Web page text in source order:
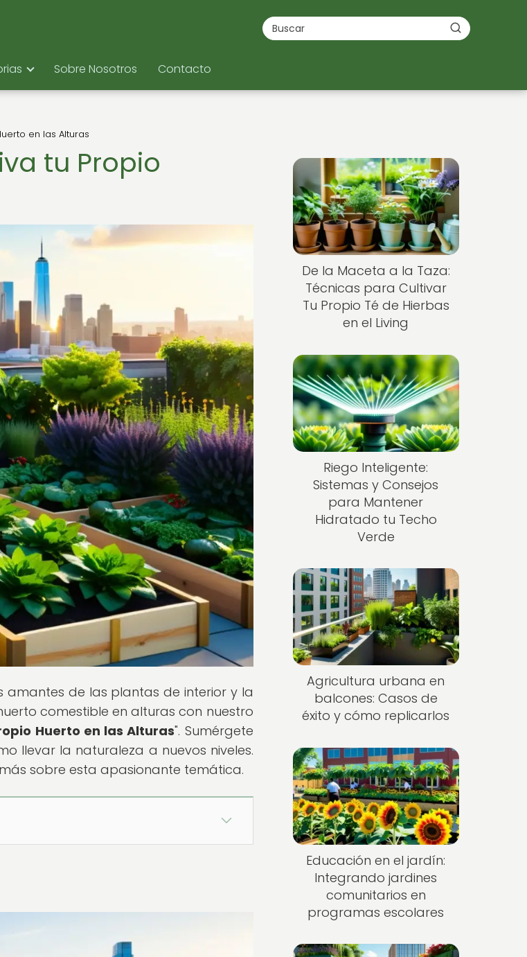
Sobre Nosotros Contacto
en las Alturas
tu Propio
amantes de las plantas de interior y la
comestible en alturas con nuestro
Huerto en las Alturas". Sumérgete
llevar la naturaleza a nuevos niveles.
sobre esta apasionante temática.
De la Maceta a la Taza:
Técnicas para Cultivar
Tu Propio Té de Hierbas
en el Living
Riego Inteligente:
Sistemas y Consejos
para Mantener
Hidratado tu Techo
Verde
Agricultura urbana en
balcones: Casos de
éxito y cómo replicarlos
Educación en el jardín:
Integrando jardines
comunitarios en
programas escolares